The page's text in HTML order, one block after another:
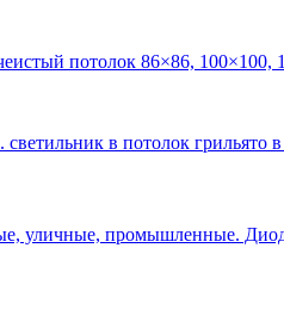
потолок 86×86,
в потолок грильято
уличные, промышленные.